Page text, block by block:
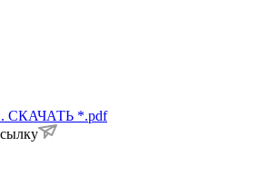
СКАЧАТЬ *.pdf